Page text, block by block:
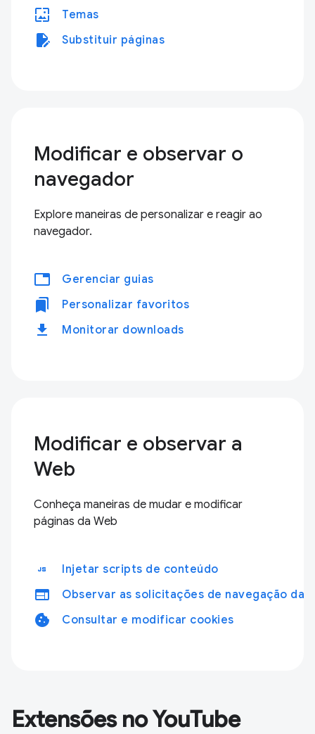
wallpaper Temas
edit_document Substituir páginas
Modificar e observar o
navegador
Explore maneiras de personalizar e reagir ao
navegador.
tabsGerenciar guias
bookmarks Personalizar favoritos
download Monitorar downloads
Modificar e observar a
Web
Conheça maneiras de mudar e modificar
páginas da Web
javascript Injetar scripts de conteúdo
web Observar as solicitações de navegação da
cookie Consultar e modificar cookies
Extensões no YouTube